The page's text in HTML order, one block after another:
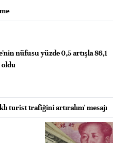
nüfusu yüzde 0,5 artışla 86,1
turist trafiğini artıralım' mesajı